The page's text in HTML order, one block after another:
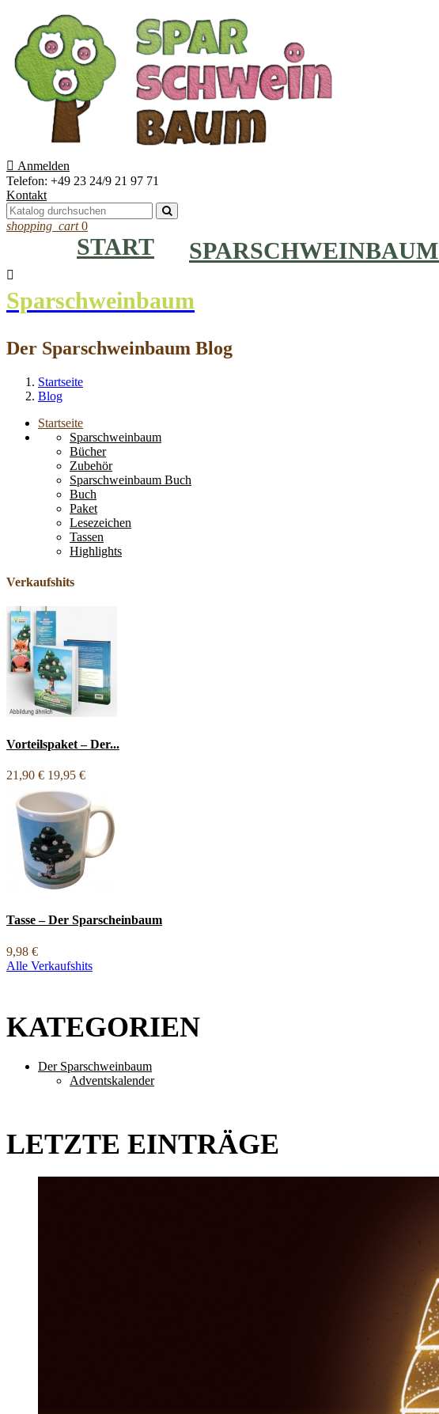
 Anmelden
Telefon: +49 23 24/9 21 97 71
Kontakt
shopping_cart 0
START SPARSCHWEINBAUM

Sparschweinbaum
Der Sparschweinbaum Blog
Startseite
Blog
Startseite
Sparschweinbaum
Bücher
Zubehör
Sparschweinbaum Buch
Buch
Paket
Lesezeichen
Tassen
Highlights
Verkaufshits
Vorteilspaket – Der...
21,90 € 19,95 €
Tasse – Der Sparscheinbaum
9,98 €
Alle Verkaufshits
KATEGORIEN
Der Sparschweinbaum
Adventskalender
LETZTE EINTRÄGE